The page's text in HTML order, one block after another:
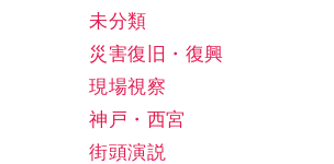
未分類
災害復旧・復興
現場視察
神戸・西宮
街頭演説